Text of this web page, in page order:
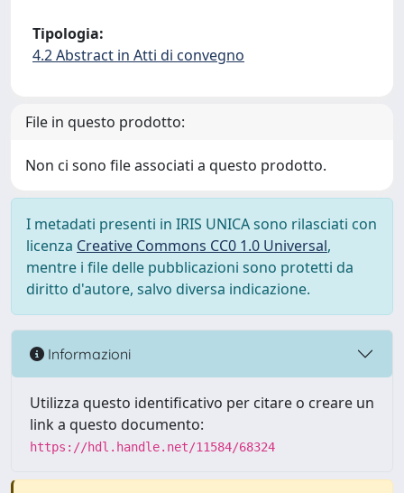
Tipologia:
4.2 Abstract in Atti di convegno
File in questo prodotto:
Non ci sono file associati a questo prodotto.
I metadati presenti in IRIS UNICA sono rilasciati con
licenza Creative Commons CC0 1.0 Universal,
mentre i file delle pubblicazioni sono protetti da
diritto d'autore, salvo diversa indicazione.
Informazioni
Utilizza questo identificativo per citare o creare un
link a questo documento:
https://hdl.handle.net/11584/68324